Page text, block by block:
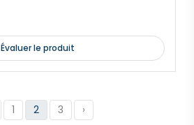
Évaluer le produit
1 2 3 ›